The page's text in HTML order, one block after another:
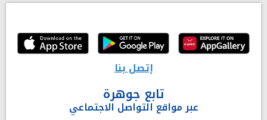
إتصل بنا
تابع جوهرة
عبر مواقع التواصل الاجتماعي